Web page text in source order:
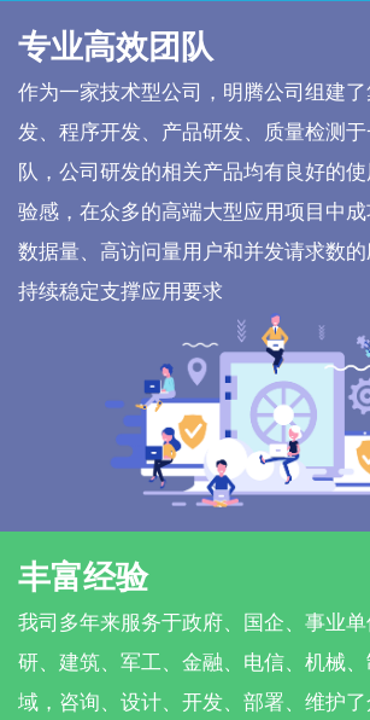
专业高效团队
作为一家技术型公司，明腾公司组建
发、程序开发、产品研发、质量检测于
队，公司研发的相关产品均有良好的
验感，在众多的高端大型应用项目中
数据量、高访问量用户和并发请求数
持续稳定支撑应用要求
丰富经验
我司多年来服务于政府、国企、事业
研、建筑、军工、金融、电信、机械
域，咨询、设计、开发、部署、维护